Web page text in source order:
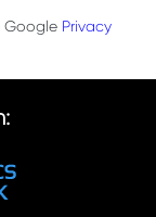
Google Privacy